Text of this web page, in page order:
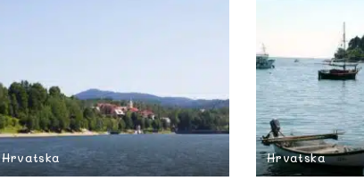
Hrvatska Hrvatska